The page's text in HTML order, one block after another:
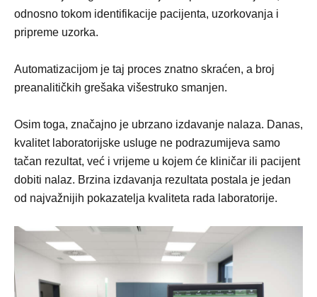
odnosno tokom identifikacije pacijenta, uzorkovanja i
pripreme uzorka.
Automatizacijom je taj proces znatno skraćen, a broj
preanalitičkih grešaka višestruko smanjen.
Osim toga, značajno je ubrzano izdavanje nalaza. Danas,
kvalitet laboratorijske usluge ne podrazumijeva samo
tačan rezultat, već i vrijeme u kojem će kliničar ili pacijent
dobiti nalaz. Brzina izdavanja rezultata postala je jedan
od najvažnijih pokazatelja kvaliteta rada laboratorije.